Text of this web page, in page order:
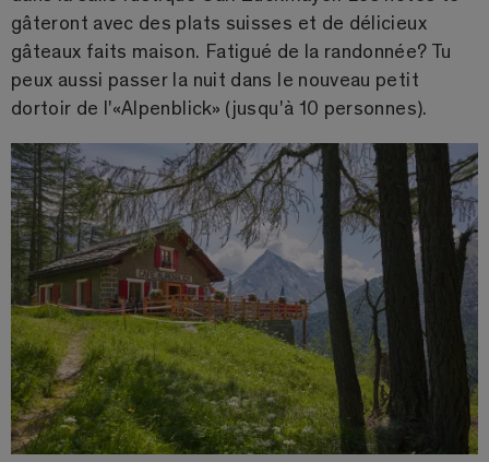
gâteront avec des plats suisses et de délicieux
gâteaux faits maison. Fatigué de la randonnée? Tu
peux aussi passer la nuit dans le nouveau petit
dortoir de l'«Alpenblick» (jusqu'à 10 personnes).